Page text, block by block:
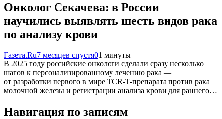
Онколог Секачева: в России
научились выявлять шесть видов рака
по анализу крови
Газета.Ru7 месяцев спустя01 минуты
В 2025 году российские онкологи сделали сразу несколько
шагов к персонализированному лечению рака —
от разработки первого в мире TCR-T-препарата против рака
молочной железы и регистрации анализа крови для раннего…
Навигация по записям